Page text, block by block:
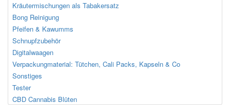
Kräutermischungen als Tabakersatz
Bong Reinigung
Pfeifen & Kawumms
Schnupfzubehör
Digitalwaagen
Verpackungmaterial: Tütchen, Cali Packs, Kapseln & Co
Sonstiges
Tester
CBD Cannabis Blüten